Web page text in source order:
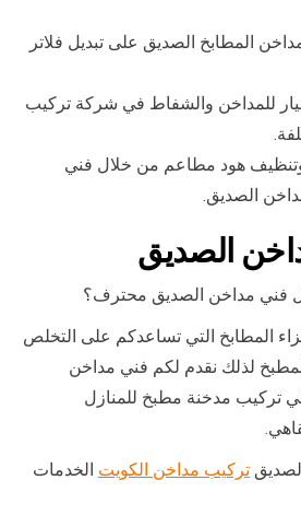
المطابخ الصديق على تبديل فلاتر
للمداخن والشفاط في شركة تركيب
وتنظيف هود مطاعم من خلال فني
الصديق.
الصديق
فني مداخن الصديق محترف؟
المطابخ التي تساعدكم على التخلص
لذلك نقدم لكم فني مداخن
تركيب مدخنة مطبخ للمنازل
تركيب مداخن الكويت الخدمات